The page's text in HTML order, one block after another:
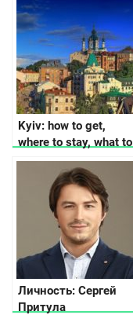
Kyiv: how to get,
where to stay, what to
see
Личность: Сергей
Притула